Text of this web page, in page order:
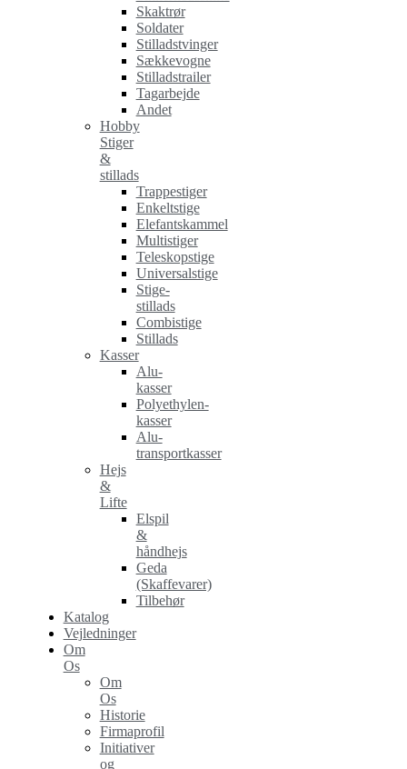
Skaktrør
Soldater
Stilladstvinger
Sækkevogne
Stilladstrailer
Tagarbejde
Andet
Hobby
Stiger
&
stillads
Trappestiger
Enkeltstige
Elefantskammel
Multistiger
Teleskopstige
Universalstige
Stige-
stillads
Combistige
Stillads
Kasser
Alu-
kasser
Polyethylen-
kasser
Alu-
transportkasser
Hejs
&
Lifte
Elspil
&
håndhejs
Geda
(Skaffevarer)
Tilbehør
Katalog
Vejledninger
Om
Os
Om
Os
Historie
Firmaprofil
Initiativer
og